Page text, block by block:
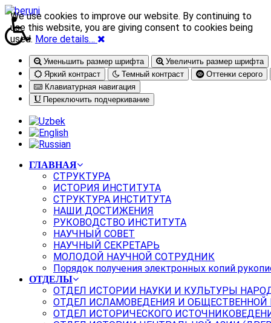
Уменьшить размер шрифта
Увеличить размер шрифта
Яркий контраст
Темный контраст
Оттенки серого
Клавиатурная навигация
Переключить подчеркивание
ГЛАВНАЯ
СТРУКТУРА
ИСТОРИЯ ИНСТИТУТА
СТРУКТУРА ИНСТИТУТА
НАШИ ДОСТИЖЕНИЯ
РУКОВОДСТВО ИНСТИТУТА
НАУЧНЫЙ СОВЕТ
НАУЧНЫЙ СЕКРЕТАРЬ
МОЛОДОЙ НАУЧНОЙ СОТРУДНИК
Порядок получения электронных копий
ОТДЕЛЫ
ОТДЕЛ ИСТОРИИ НАУКИ И КУЛЬТУРЫ
ОТДЕЛ ИСЛАМОВЕДЕНИЯ И
ОТДЕЛ ИСТОРИЧЕСКОГО
We use cookies to improve our website. By continuing to
use this website, you are giving consent to cookies being
used. More details…